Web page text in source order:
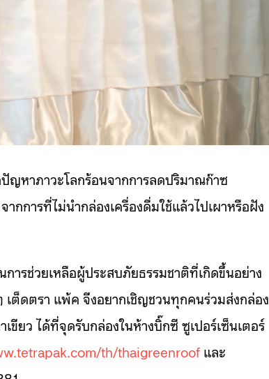
ญหาภาวะโลกร้อนจากการลดปริมาณก๊าซ
การที่ไม่นำกล่องเครื่องดื่มใช้แล้วไปเผาหรือฝัง
การช่วยเหลือผู้ประสบภัยธรรมชาติที่เกิดขึ้นอย่าง
เต็ดตรา แพ้ค จึงอยากเชิญชวนทุกคนร่วมส่งกล่อง
ขียว ได้ที่จุดรับกล่องในห้างบิ๊กซี ซูเปอร์เซ็นเตอร์
th/thaigreenroof และ